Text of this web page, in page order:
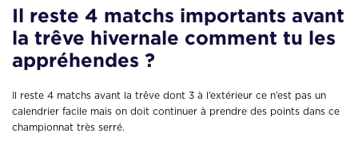
Il reste 4 matchs importants avant
la trêve hivernale comment tu les
appréhendes ?
Il reste 4 matchs avant la trêve dont 3 à l’extérieur ce n’est pas un
calendrier facile mais on doit continuer à prendre des points dans ce
championnat très serré.